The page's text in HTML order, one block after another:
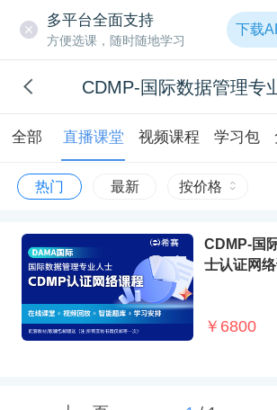
多平台全面支持
方便选课，随时随地学习
下载
CDMP-国际数据管理专
全部 直播课堂 视频课程 学习包
热门 最新 按价格
CDMP-国
士认证网
￥ 6800